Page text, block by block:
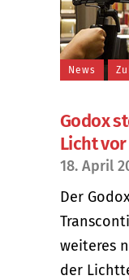
News
Godox
Licht vor
18. April
Der
weiteres
der